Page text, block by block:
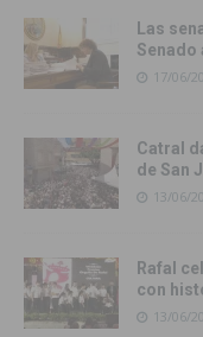
Las
Senado
17/06/
Catral
de San
13/06/
Rafal
con
13/06/